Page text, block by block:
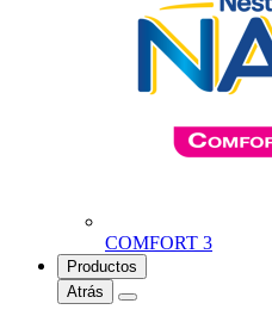
COMFORT 3
Productos
Atrás